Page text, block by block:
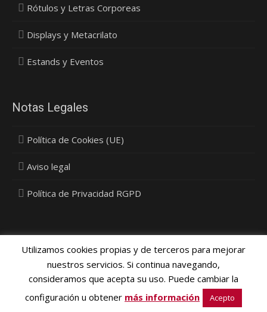
Rótulos y Letras Corporeas
Displays y Metacrilato
Estands y Eventos
Notas Legales
Política de Cookies (UE)
Aviso legal
Política de Privacidad RGPD
Política Privacidad, Cookies y Protección de Datos- © 2015
Vinyldecor SL - DiseñoMedia Next Ltd.
Utilizamos cookies propias y de terceros para mejorar
nuestros servicios. Si continua navegando,
consideramos que acepta su uso. Puede cambiar la
configuración u obtener más información Acepto